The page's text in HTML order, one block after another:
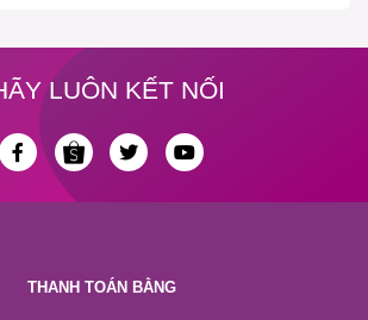
LUÔN KẾT NỐI
THANH TOÁN BẰNG